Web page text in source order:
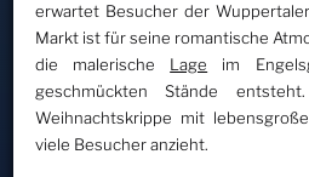
erwartet Besucher der
Markt ist für seine romantische
die malerische Lage im
geschmückten Stände
Weihnachtskrippe mit
viele Besucher anzieht.